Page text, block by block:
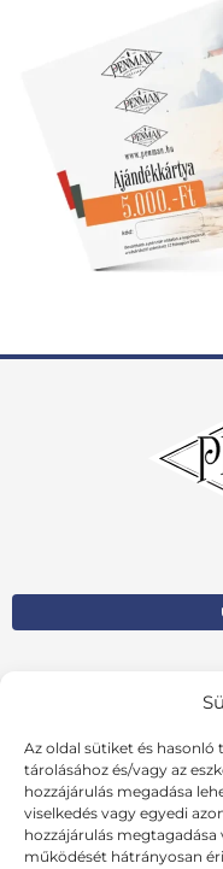
Az oldal sütiket és hasonló
tárolásához és/vagy az
hozzájárulás megadása
viselkedés vagy egyedi
hozzájárulás
működését hátrányosan